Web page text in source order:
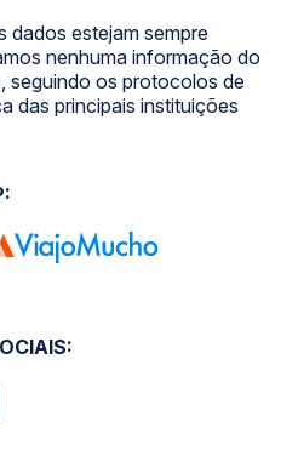
dados estejam sempre
nenhuma informação do
seguindo os protocolos de
das principais instituições